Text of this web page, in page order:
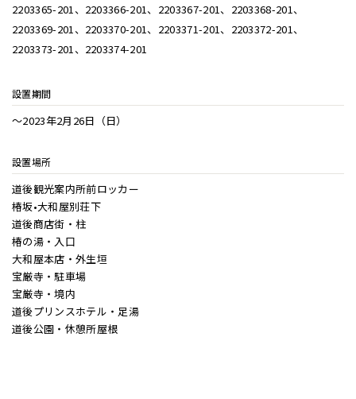
2203365-201、2203366-201、2203367-201、2203368-201、
2203369-201、2203370-201、2203371-201、2203372-201、
2203373-201、2203374-201
設置期間
〜2023年2月26日（日）
設置場所
道後観光案内所前ロッカー
椿坂•大和屋別荘下
道後商店街・柱
椿の湯・入口
大和屋本店・外生垣
宝厳寺・駐車場
宝厳寺・境内
道後プリンスホテル・足湯
道後公園・休憩所屋根